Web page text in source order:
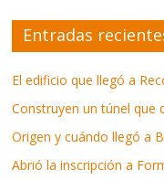
Entradas
El edificio que llegó a
Construyen un túnel que
Origen y cuándo llegó a
Abrió la inscripción a